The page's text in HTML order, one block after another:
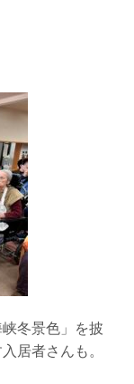
冬景色」を披
居者さんも。